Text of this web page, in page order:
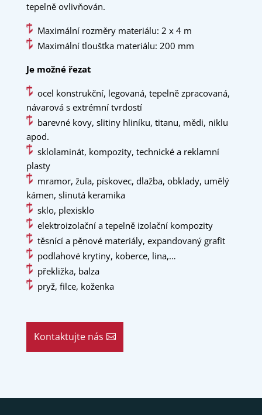
tepelně ovlivňován.
Maximální rozměry materiálu: 2 x 4 m
Maximální tloušťka materiálu: 200 mm
Je možné řezat
ocel konstrukční, legovaná, tepelně zpracovaná,
návarová s extrémní tvrdostí
barevné kovy, slitiny hliníku, titanu, mědi, niklu
apod.
sklolaminát, kompozity, technické a reklamní
plasty
mramor, žula, pískovec, dlažba, obklady, umělý
kámen, slinutá keramika
sklo, plexisklo
elektroizolační a tepelně izolační kompozity
těsnící a pěnové materiály, expandovaný grafit
podlahové krytiny, koberce, lina,…
překližka, balza
pryž, filce, koženka
Kontaktujte nás